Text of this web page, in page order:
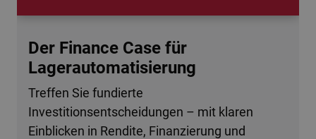
Der Finance Case für
Lagerautomatisierung
Treffen Sie fundierte
Investitionsentscheidungen – mit klaren
Einblicken in Rendite, Finanzierung und